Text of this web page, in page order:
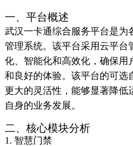
一、平台概述
武汉一卡通综合服务平台是为
管理系统。该平台采用云平台
化、智能化和高效化，确保用
和良好的体验。该平台的可选
更大的灵活性，能够显著降低
自身的业务发展。
二、核心模块分析
1. 智慧门禁